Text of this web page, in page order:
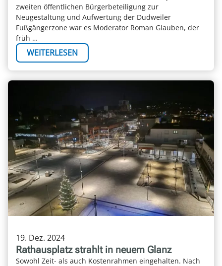
zweiten öffentlichen Bürgerbeteiligung zur
Neugestaltung und Aufwertung der Dudweiler
Fußgängerzone war es Moderator Roman Glauben, der
früh …
WEITERLESEN
19. Dez. 2024
Rathausplatz strahlt in neuem Glanz
Sowohl Zeit- als auch Kostenrahmen eingehalten. Nach